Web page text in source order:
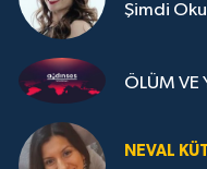
Şimdi
ÖLÜM VE
NEVAL